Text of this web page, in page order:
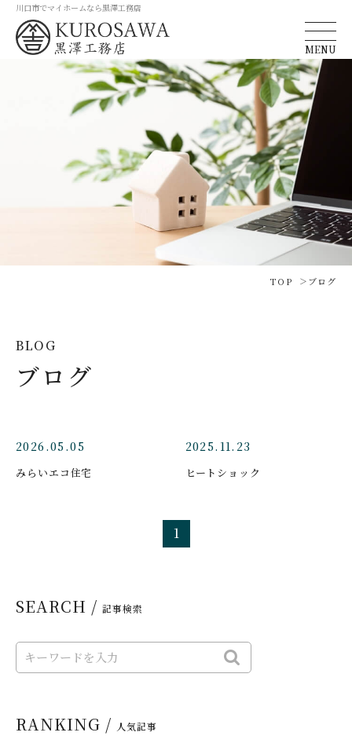
川口市でマイホームなら黒澤工務店
MENU
TOP ブログ
BLOG
ブログ
2026.05.05
みらいエコ住宅
2025.11.23
ヒートショック
1
SEARCH / 記事検索
RANKING / 人気記事